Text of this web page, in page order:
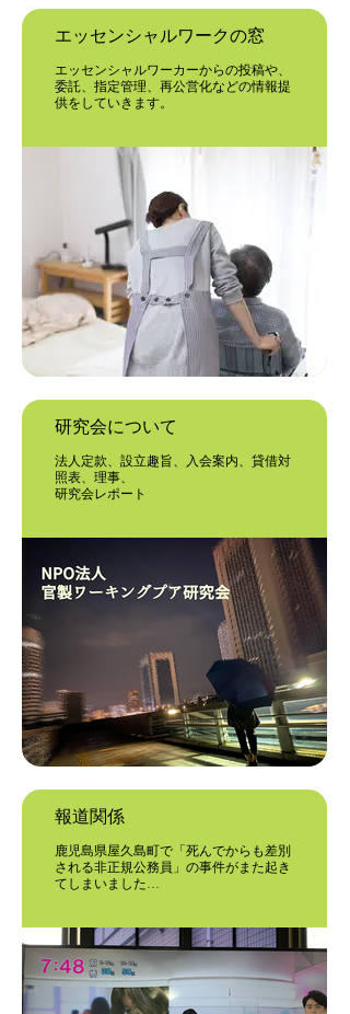
エッセンシャルワークの窓
エッセンシャルワーカーからの投稿や、
委託、指定管理、再公営化などの情報提
供をしていきます。
研究会について
法人定款、設立趣旨、入会案内、貸借対
照表、理事、
研究会レポート
報道関係
鹿児島県屋久島町で「死んでからも差別
される非正規公務員」の事件がまた起き
てしまいました…